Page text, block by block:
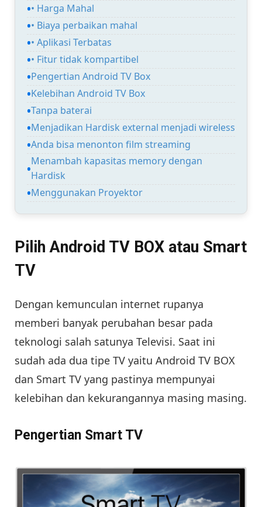
• Harga Mahal
• Biaya perbaikan mahal
• Aplikasi Terbatas
• Fitur tidak kompartibel
Pengertian Android TV Box
Kelebihan Android TV Box
Tanpa baterai
Menjadikan Hardisk external menjadi wireless
Anda bisa menonton film streaming
Menambah kapasitas memory dengan
Hardisk
Menggunakan Proyektor
Pilih Android TV BOX atau Smart
TV
Dengan kemunculan internet rupanya
memberi banyak perubahan besar pada
teknologi salah satunya Televisi. Saat ini
sudah ada dua tipe TV yaitu Android TV BOX
dan Smart TV yang pastinya mempunyai
kelebihan dan kekurangannya masing masing.
Pengertian Smart TV